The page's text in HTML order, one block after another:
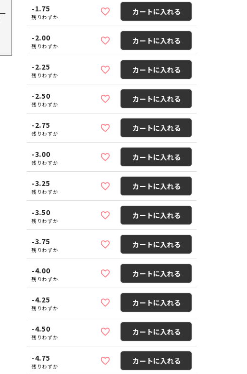
-1.75
残りわずか
カートに入れる
-2.00
残りわずか
カートに入れる
-2.25
残りわずか
カートに入れる
-2.50
残りわずか
カートに入れる
-2.75
残りわずか
カートに入れる
-3.00
残りわずか
カートに入れる
-3.25
残りわずか
カートに入れる
-3.50
残りわずか
カートに入れる
-3.75
残りわずか
カートに入れる
-4.00
残りわずか
カートに入れる
-4.25
残りわずか
カートに入れる
-4.50
残りわずか
カートに入れる
-4.75
残りわずか
カートに入れる